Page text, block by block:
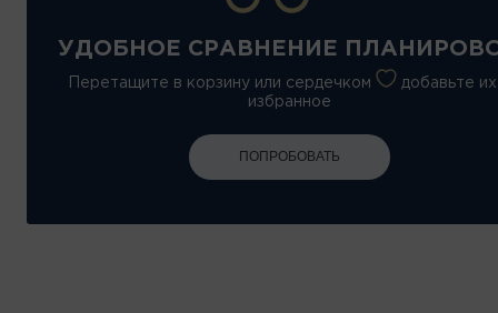
УДОБНОЕ СРАВНЕНИЕ
Перетащите в корзину или сердечком
добавьте
избранное
ПОПРОБОВАТЬ